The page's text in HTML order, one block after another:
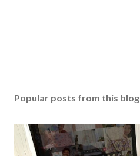
Popular posts from this blog